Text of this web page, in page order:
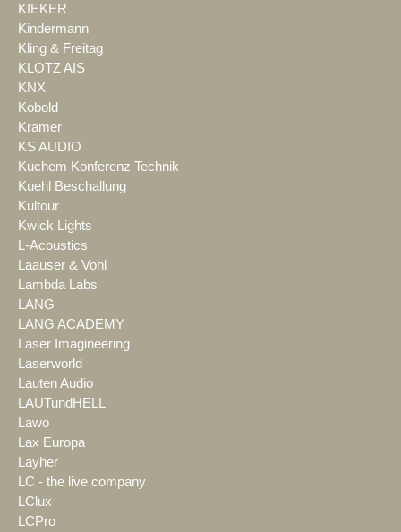
KIEKER
Kindermann
Kling & Freitag
KLOTZ AIS
KNX
Kobold
Kramer
KS AUDIO
Kuchem Konferenz Technik
Kuehl Beschallung
Kultour
Kwick Lights
L-Acoustics
Laauser & Vohl
Lambda Labs
LANG
LANG ACADEMY
Laser Imagineering
Laserworld
Lauten Audio
LAUTundHELL
Lawo
Lax Europa
Layher
LC - the live company
LClux
LCPro